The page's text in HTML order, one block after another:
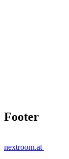
Footer
nextroom.at